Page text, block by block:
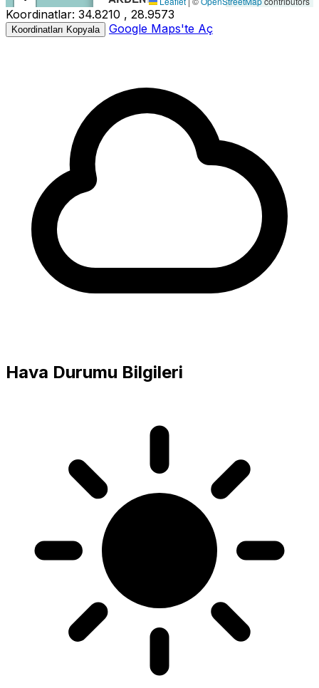
Büyüklük:3.4M
Derinlik:70.90km
−
Koordinatlar: 34.8210 , 28.9573
Koordinatları Kopyala Google Maps'te Aç
Hava Durumu Bilgileri